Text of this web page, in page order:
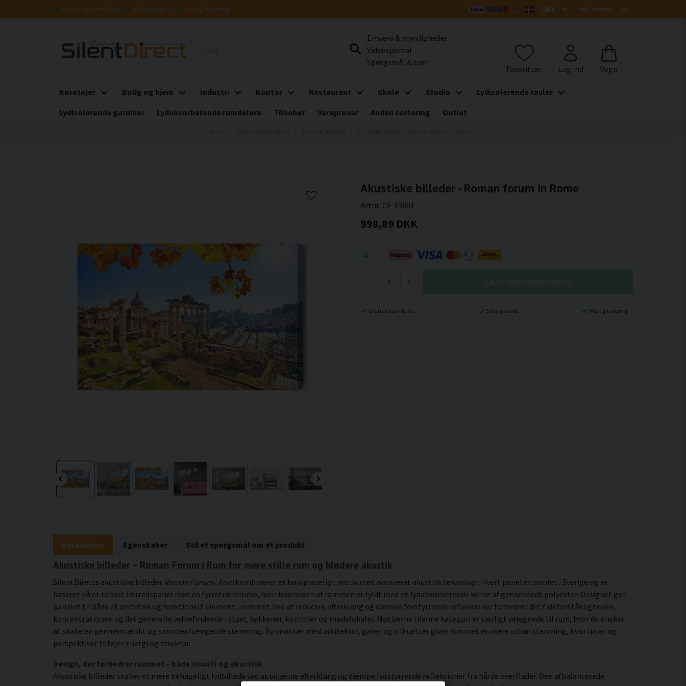
Gratis forsendelse 5 års garanti Hurtig levering
Erhverv & myndigheder
Vidensportal
Spørgsmål & svar
Køretøjer Bolig og hjem Industri Kontor Restaurant Skole Studio
Lydisolerende tavler
Lydisolerende gardiner
Lydabsorberende rumdelere Tilbehør Vareprøver Anden sortering Outlet
Akustiske billeder - Roman forum in Rome
Artnr: CF-13601
998,89 DKK
- +
Gratis forsendelse 5 års garanti Hurtig levering
Beskrivelse Egenskaber Stil et spørgsmål om et produkt
Akustiske billeder – Roman Forum i Rom for mere stille rum og blødere akustik
SilentDirects akustiske billeder Roman Forum i Rom kombinerer et højopløseligt motiv med avanceret akustisk teknologi. Hvert panel er samlet i Sverige og er
baseret på et robust lærredspanel med en fyrretræramme, hvor indersiden af rammen er fyldt med en lydabsorberende kerne af genanvendt polyester. Designet gør
panelet til både et æstetisk og funktionelt element i rummet. Ved at reducere efterklang og dæmpe forstyrrende refleksioner forbedrer det taleforståeligheden,
koncentrationen og det generelle velbefindende i stuer, køkkener, kontorer og mødelokaler. Motiverne i denne kategori er særligt velegnede til rum, hvor du ønsker
at skabe en gennemtænkt og sammenhængende stemning. By-motiver med arkitektur, gader og silhuetter giver rummet en mere urban stemning, hvor linjer og
perspektiver tilføjer energi og struktur.
Design, der forbedrer rummet – både visuelt og akustisk
Akustiske billeder skaber et mere behageligt lydbillede ved at udjævne efterklang og dæmpe forstyrrende refleksioner fra hårde overflader. Den afbalancerede